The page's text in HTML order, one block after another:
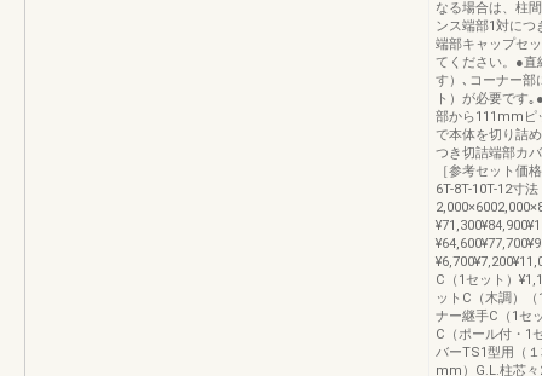
なる場合は、柱
ンス端部1対につ
端部キャップセ
てください。●直
す）､コーナー部
ト）が必要です
部から111mmピ
で本体を切り詰
つき切詰端部カ
［参考セット価
6T-8T-10T-12寸
C（1セット）
ットC（木調）
ナー継手C（1セ
C（ポール付・1
バーTS1型用（
mm）G.L.柱芯